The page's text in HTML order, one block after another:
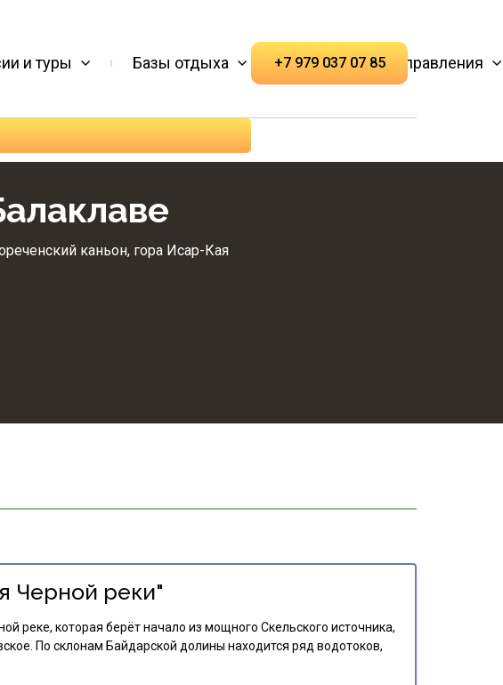
и туры Базы отдыха Популярные направления
+7 979 037 07 85
каньон, гора Исар-Кая
Черной реки"
реке, которая берёт начало из мощного Скельского источника,
По склонам Байдарской долины находится ряд водотоков,